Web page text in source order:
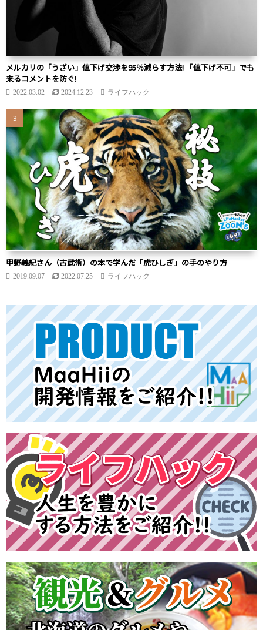
メルカリの「うざい」値下げ交渉を95％減らす方法! 「値下げ不可」でも
来るコメントを防ぐ!
2022.03.02 2024.12.23 ライフハック
甲野義紀さん（古武術）の本で学んだ「虎ひしぎ」の手のやり方
2019.09.07 2022.07.25 ライフハック